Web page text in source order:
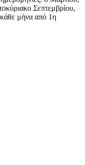
Σεπτεμβρίου,
μήνα από 1η